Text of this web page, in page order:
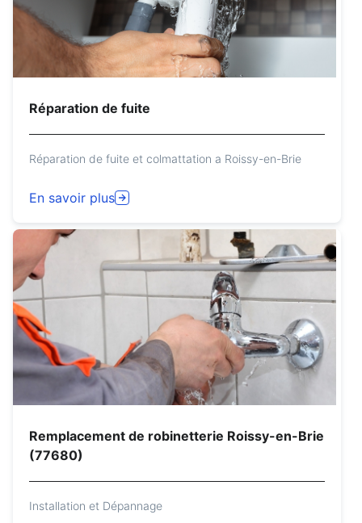
Réparation de fuite
Réparation de fuite et colmattation a Roissy-en-Brie
En savoir plus
Remplacement de robinetterie Roissy-en-Brie
(77680)
Installation et Dépannage